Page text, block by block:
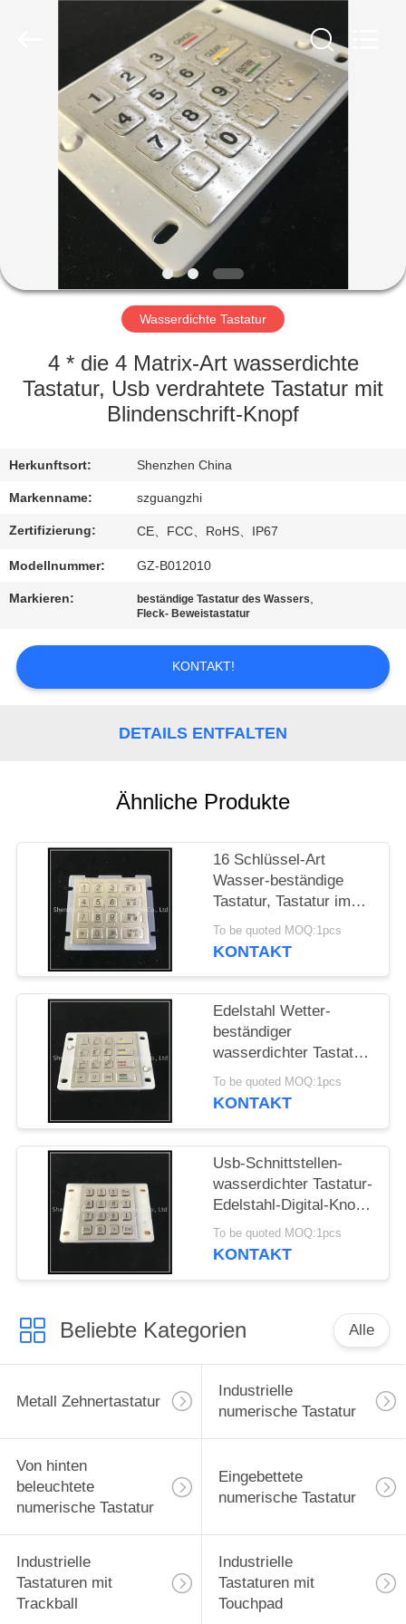
HAUS
PRODUKTE
FABRIK-
AUSFLUG
QUALITÄTSKONTROLLE
SIE
MIT
UNS
IN
VERBINDUNG
FORDERN
SIE
PRIVACY
POLICY
Wasserdichte Tastatur
4 * die 4 Matrix-Art wasserdichte
Tastatur, Usb verdrahtete Tastatur mit
Blindenschrift-Knopf
Herkunftsort: Shenzhen China
Markenname: szguangzhi
Zertifizierung: CE、FCC、RoHS、IP67
Modellnummer: GZ-B012010
Markieren: beständige Tastatur des Wassers,
Fleck- Beweistastatur
KONTAKT!
DETAILS ENTFALTEN
Ähnliche Produkte
16 Schlüssel-Art
Wasser-beständige
Tastatur, Tastatur im
Freien für
Aufladungsposten
To be quoted MOQ:1pcs
KONTAKT
Edelstahl Wetter-
beständiger
wasserdichter Tastatur
Sus-304 mit
Gummiknöpfen
To be quoted MOQ:1pcs
KONTAKT
Usb-Schnittstellen-
wasserdichter Tastatur-
Edelstahl-Digital-Knopf
mit
Hintergrundbeleuchtung
To be quoted MOQ:1pcs
KONTAKT
Beliebte Kategorien Alle
Metall Zehnertastatur
Industrielle
numerische Tastatur
Von hinten
beleuchtete
numerische Tastatur
Eingebettete
numerische Tastatur
Industrielle
Tastaturen mit
Trackball
Industrielle
Tastaturen mit
Touchpad